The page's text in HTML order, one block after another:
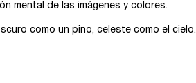
mental de las imágenes y colores.
como un pino, celeste como el cielo.